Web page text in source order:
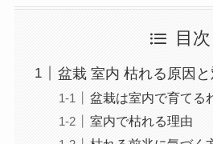
目次
盆栽 室内 枯れる原因
盆栽は室内で育てる
室内で枯れる理由